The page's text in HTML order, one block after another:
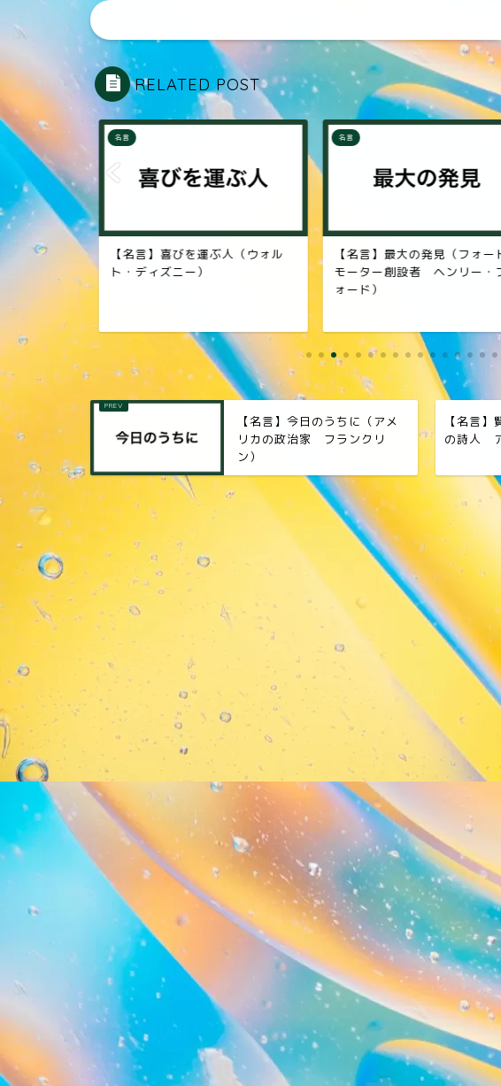
RELATED POST
教育者
名言
【名言】喜びを運ぶ人（ウォル
ト・ディズニー）
名言
【名言】最大の発見（フォー
モーター創設者 ヘンリー・
ォード）
【名言】今日のうちに（アメ
リカの政治家 フランクリ
ン）
【名言
の詩人